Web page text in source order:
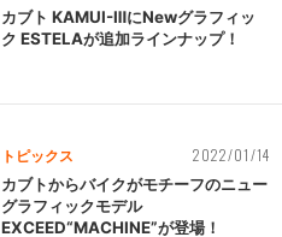
カブト KAMUI-ⅢにNewグラフィッ
ク ESTELAが追加ラインナップ！
トピックス 2022/01/14
カブトからバイクがモチーフのニュー
グラフィックモデル
EXCEED“MACHINE”が登場！